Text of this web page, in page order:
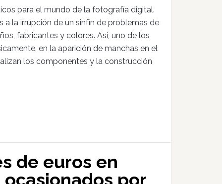
para el mundo de la fotografía digital.
la irrupción de un sinfín de problemas de
fabricantes y colores. Así, uno de los
en la aparición de manchas en el
los componentes y la construcción
de euros en
por